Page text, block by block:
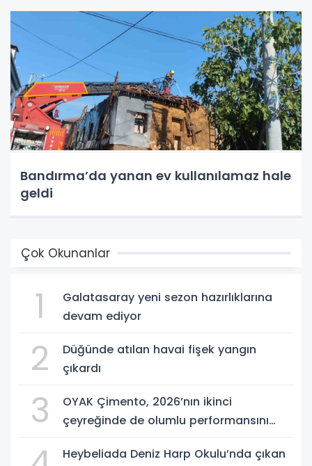
Bandırma’da yanan ev kullanılamaz hale
geldi
Çok Okunanlar
1
Galatasaray yeni sezon hazırlıklarına
devam ediyor
2
Düğünde atılan havai fişek yangın
çıkardı
3
OYAK Çimento, 2026’nın ikinci
çeyreğinde de olumlu performansını
Heybeliada Deniz Harp Okulu’nda çıkan